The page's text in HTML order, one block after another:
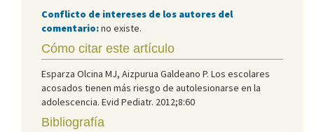
Conflicto de intereses de los autores del
comentario:no existe.
Cómo citar este artículo
Esparza Olcina MJ, Aizpurua Galdeano P. Los escolares
acosados tienen más riesgo de autolesionarse en la
adolescencia. Evid Pediatr. 2012;8:60
Bibliografía